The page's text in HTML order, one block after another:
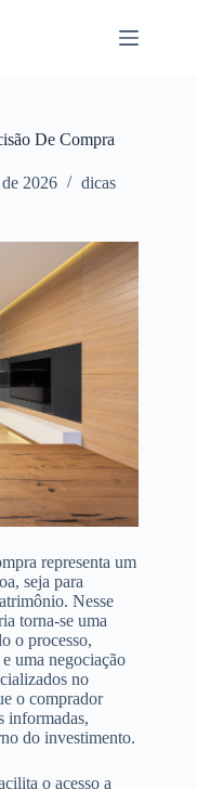
De Compra
2026 dicas
representa um
seja para
Nesse
torna-se uma
o processo,
uma negociação
no
o comprador
informadas,
do investimento.
o acesso a